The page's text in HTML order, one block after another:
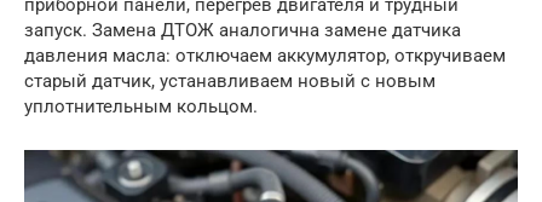
приборной панели, перегрев двигателя и трудный
запуск. Замена ДТОЖ аналогична замене датчика
давления масла: отключаем аккумулятор, откручиваем
старый датчик, устанавливаем новый с новым
уплотнительным кольцом.